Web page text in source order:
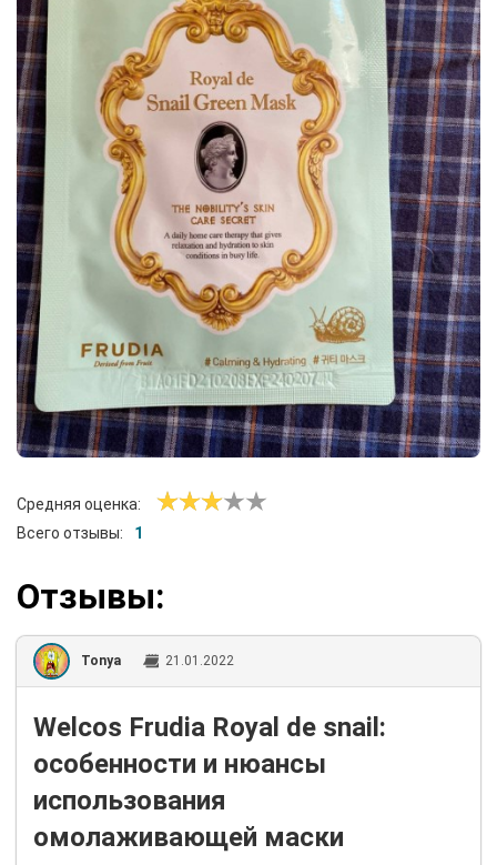
Средняя оценка:
Всего отзывы:
1
Отзывы:
Tonya 21.01.2022
Welcos Frudia Royal de snail:
особенности и нюансы
использования
омолаживающей маски